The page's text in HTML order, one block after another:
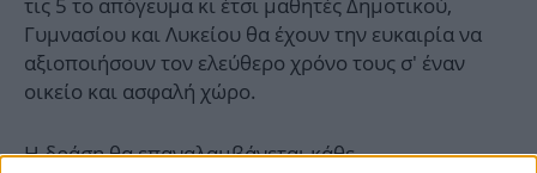
τις 5 το απόγευμα κι έτσι μαθητές Δημοτικού,
Γυμνασίου και Λυκείου θα έχουν την ευκαιρία να
αξιοποιήσουν τον ελεύθερο χρόνο τους σ' έναν
οικείο και ασφαλή χώρο.
Η δράση θα επαναλαμβάνεται κάθε